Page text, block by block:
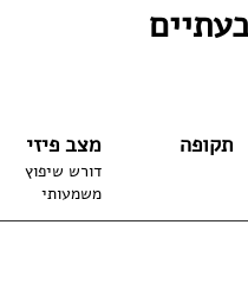
מצב פיזי
דורש שיפוץ
משמעותי
תקופה